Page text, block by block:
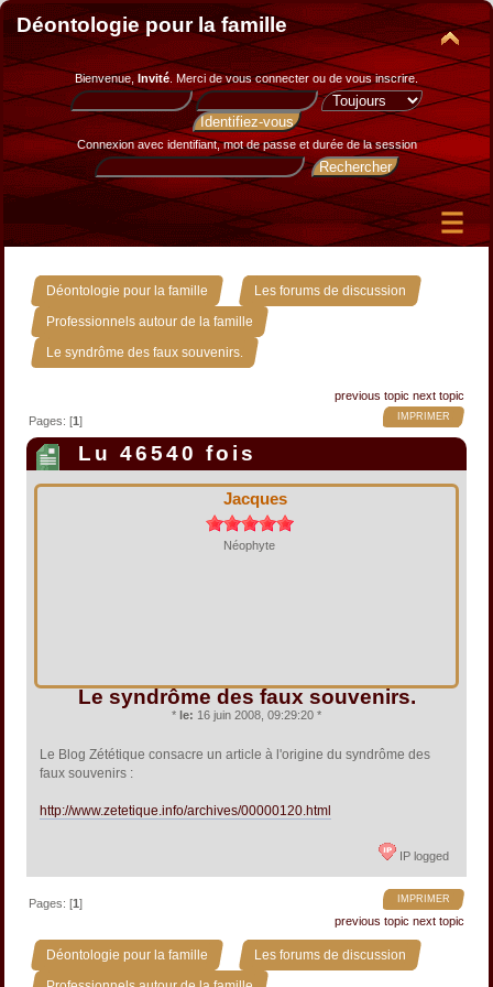
Déontologie pour la famille
Bienvenue, Invité. Merci devous connecter ou de vous inscrire.
Connexion avec identifiant, mot de passe et durée de la session
Déontologie pour la famille » Les forums de discussion »
Professionnels autour de la famille »
Le syndrôme des faux souvenirs.
previous topic next topic
IMPRIMER
Pages: [1]
Lu 46540 fois
Jacques
Néophyte
Le syndrôme des faux souvenirs.
* le: 16 juin 2008, 09:29:20 *
Le Blog Zététique consacre un article à l'origine du syndrôme des
faux souvenirs :
http://www.zetetique.info/archives/00000120.html
IP logged
IMPRIMER
Pages: [1]
previous topic next topic
Déontologie pour la famille » Les forums de discussion »
»